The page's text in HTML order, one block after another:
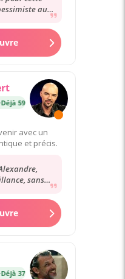
au
59 000 consultations
avec un
et précis.
sans
37 000 consultations